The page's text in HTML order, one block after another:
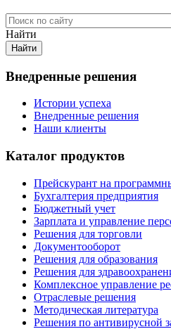
Найти
Внедренные решения
Истории успеха
Внедренные решения
Наши клиенты
Каталог продуктов
Прейскурант на
Бухгалтерия предприятия
Бюджетный учет
Зарплата и управление
Решения для торговли
Документооборот
Решения для образования
Решения для
Комплексное управление
Отраслевые решения
Методическая литература
Решения по антивирусной